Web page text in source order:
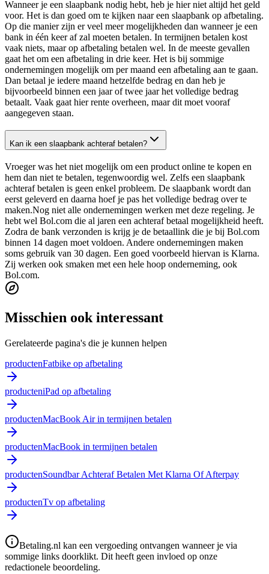
Wanneer je een slaapbank nodig hebt, heb je hier niet altijd het geld
voor. Het is dan goed om te kijken naar een slaapbank op afbetaling.
Op die manier zijn er veel meer mogelijkheden dan wanneer je een
bank in één keer af zal moeten betalen. In termijnen betalen kost
vaak niets, maar op afbetaling betalen wel. In de meeste gevallen
gaat het om een afbetaling in drie keer. Het is bij sommige
ondernemingen mogelijk om per maand een afbetaling aan te gaan.
Dan betaal je iedere maand hetzelfde bedrag en dan heb je
bijvoorbeeld binnen een jaar of twee jaar het volledige bedrag
betaalt. Vaak gaat hier rente overheen, maar dit moet vooraf
aangegeven staan.
Kan ik een slaapbank achteraf betalen?
Vroeger was het niet mogelijk om een product online te kopen en
hem dan niet te betalen, tegenwoordig wel. Zelfs een slaapbank
achteraf betalen is geen enkel probleem. De slaapbank wordt dan
eerst geleverd en daarna hoef je pas het volledige bedrag over te
maken.Nog niet alle ondernemingen werken met deze regeling. Je
hebt wel Bol.com die al jaren een achteraf betaal mogelijkheid heeft.
Zodra de bank verzonden is krijg je de betaallink die je bij Bol.com
binnen 14 dagen moet voldoen. Andere ondernemingen maken
soms gebruik van 30 dagen. Een goed voorbeeld hiervan is Klarna.
Zij werken ook smaken met een hele hoop onderneming, ook
Bol.com.
Misschien ook interessant
Gerelateerde pagina's die je kunnen helpen
productenFatbike op afbetaling
producteniPad op afbetaling
productenMacBook Air in termijnen betalen
productenMacBook in termijnen betalen
productenSoundbar Achteraf Betalen Met Klarna Of Afterpay
productenTv op afbetaling
Betaling.nl kan een vergoeding ontvangen wanneer je via
sommige links doorklikt. Dit heeft geen invloed op onze
redactionele beoordeling.